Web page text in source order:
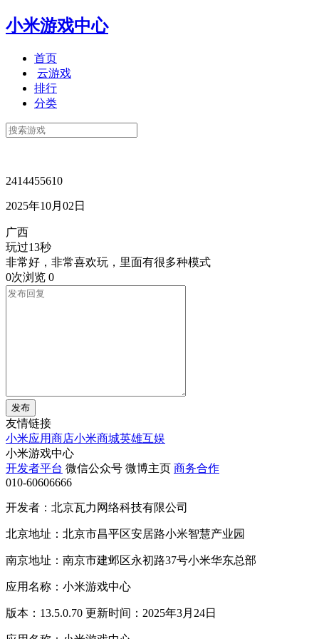
小米游戏中心
首页
云游戏
排行
分类
2414455610
2025年10月02日
广西
玩过13秒
非常好，非常喜欢玩，里面有很多种模式
0次浏览 0
发布
友情链接
小米应用商店小米商城英雄互娱
小米游戏中心
开发者平台 微信公众号 微博主页 商务合作
010-60606666
开发者：北京瓦力网络科技有限公司
北京地址：北京市昌平区安居路小米智慧产业园
南京地址：南京市建邺区永初路37号小米华东总部
应用名称：小米游戏中心
版本：13.5.0.70 更新时间：2025年3月24日